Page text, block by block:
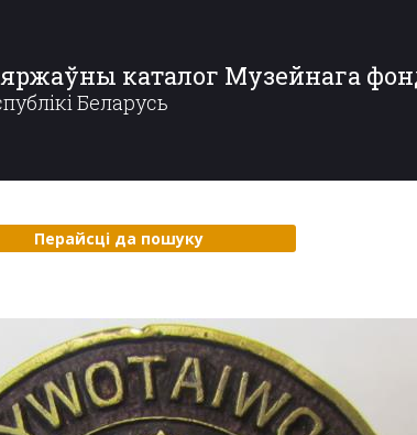
каталог Музейнага
Беларусь
Перайсці да пошуку